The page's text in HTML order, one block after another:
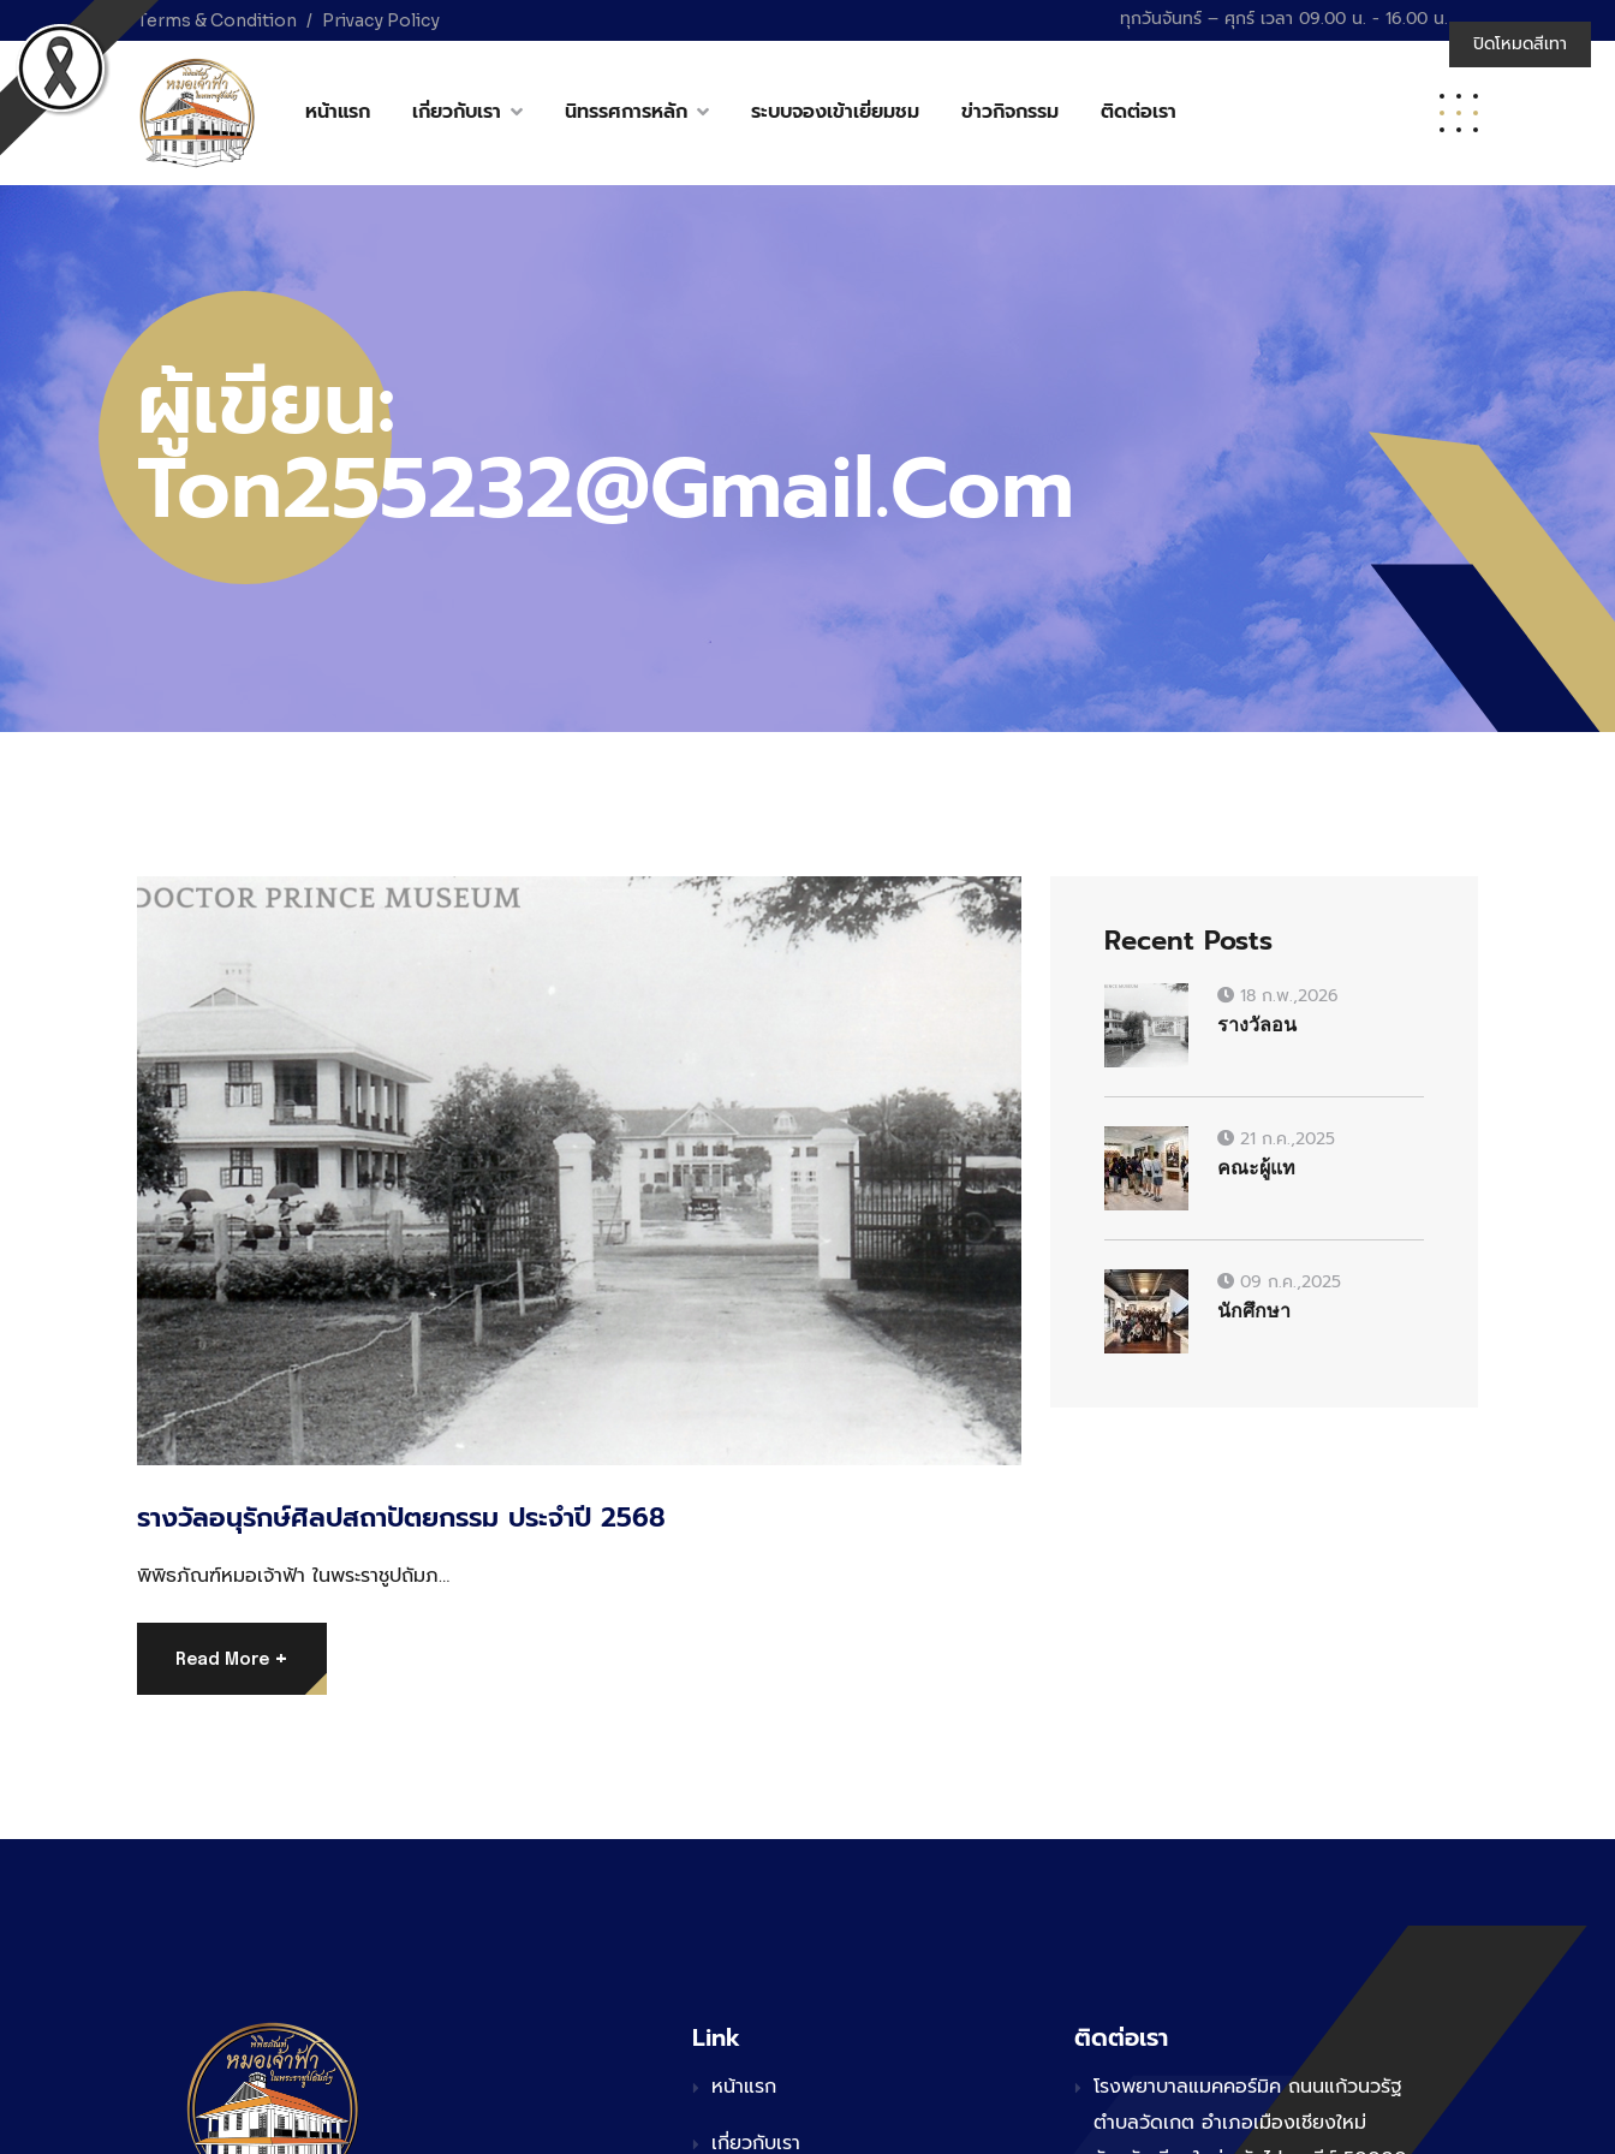
Terms & Condition Privacy Policy ทุกวันจันทร์ – ศุกร์ เวลา 09.00 น. - 16.00 น.
หน้าแรก เกี่ยวกับเรา นิทรรศการหลัก ระบบจองเข้าเยี่ยมชม ข่าวกิจกรรม ติดต่อเรา
ผู้เขียน:
Ton255232@gmail.com
รางวัลอนุรักษ์ศิลปสถาปัตยกรรม ประจำปี 2568
พิพิธภัณฑ์หมอเจ้าฟ้า ในพระราชูปถัมภ…
Read More +
Recent Posts
18 ก.พ.,2026
รางวัลอน
21 ก.ค.,2025
คณะผู้แท
09 ก.ค.,2025
นักศึกษา
Link
หน้าแรก
เกี่ยวกับเรา
ติดต่อเรา
โรงพยาบาลแมคคอร์มิค ถนนแก้วนวรัฐ
ตำบลวัดเกต อำเภอเมืองเชียงใหม่
ปิดโหมดสีเทา